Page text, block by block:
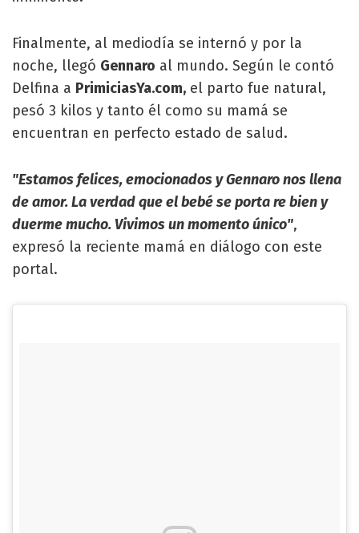
Finalmente, al mediodía se internó y por la
noche, llegó Gennaro al mundo. Según le contó
Delfina a PrimiciasYa.com, el parto fue natural,
pesó 3 kilos y tanto él como su mamá se
encuentran en perfecto estado de salud.
"Estamos felices, emocionados y Gennaro nos llena
de amor. La verdad que el bebé se porta re bien y
duerme mucho. Vivimos un momento único",
expresó la reciente mamá en diálogo con este
portal.